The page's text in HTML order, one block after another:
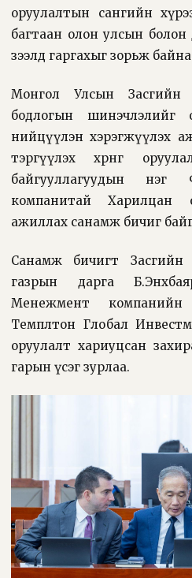
оруулалтын сангийн
багтаан олон улсын болон
зээлд гаргахыг зорьж
Монгол Улсын Засгийн
бодлогын
нийцүүлэн хэрэгжүүлэх
тэргүүлэх хөрөнгө
байгууллагуудын нэг
компанитай Харилцан
ажиллах санамж бичиг
Санамж бичигт Засгийн
газрын дарга
Менежмент компанийн
Темплтон Глобал
оруулалт хариуцсан
гарын үсэг зурлаа.